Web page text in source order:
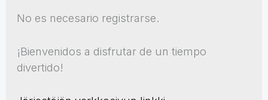
No es necesario registrarse.
¡Bienvenidos a disfrutar de un tiempo
divertido!